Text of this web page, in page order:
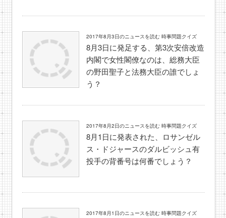
2017年8月3日のニュースを読む 時事問題クイズ
8月3日に発足する、第3次安倍改造
内閣で女性閣僚なのは、総務大臣
の野田聖子と法務大臣の誰でしょ
う？
2017年8月2日のニュースを読む 時事問題クイズ
8月1日に発表された、ロサンゼル
ス・ドジャースのダルビッシュ有
投手の背番号は何番でしょう？
2017年8月1日のニュースを読む 時事問題クイズ